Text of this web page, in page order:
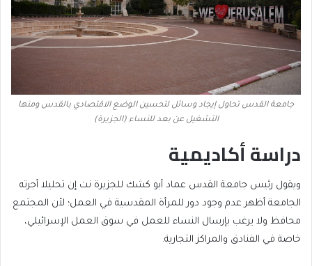
جامعة القدس تحاول إيجاد وسائل لتحسين الوضع الاقتصادي بالقدس ومنها
التشغيل عن بعد للنساء (الجزيرة)
دراسة أكاديمية
ويقول رئيس جامعة القدس عماد أبو كشك للجزيرة نت إن تحليلا أجرته
الجامعة أظهر عدم وجود دور للمرأة المقدسية في العمل؛ لأن المجتمع
محافظ ولا يرغب بإرسال النساء للعمل في سوق العمل الإسرائيلي،
خاصة في الفنادق والمراكز التجارية.